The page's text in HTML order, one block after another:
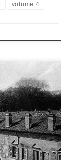
volume 4
e sanatori di Eduardo
da Covid-19 spinge gli
sul futuro della città
sia su come le crisi
nel passato. Questo
[…]